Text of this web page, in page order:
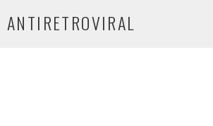
ANTIRETROVIRAL